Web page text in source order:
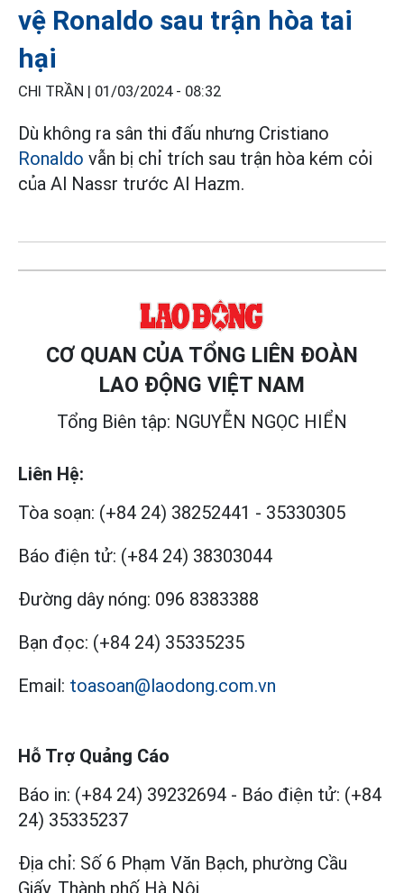
vệ Ronaldo sau trận hòa tai
hại
CHI TRẦN | 01/03/2024 - 08:32
Dù không ra sân thi đấu nhưng Cristiano
Ronaldo vẫn bị chỉ trích sau trận hòa kém cỏi
của Al Nassr trước Al Hazm.
CƠ QUAN CỦA TỔNG LIÊN ĐOÀN
LAO ĐỘNG VIỆT NAM
Tổng Biên tập: NGUYỄN NGỌC HIỂN
Liên Hệ:
Tòa soạn: (+84 24) 38252441 - 35330305
Báo điện tử: (+84 24) 38303044
Đường dây nóng: 096 8383388
Bạn đọc: (+84 24) 35335235
Email: toasoan@laodong.com.vn
Hỗ Trợ Quảng Cáo
Báo in: (+84 24) 39232694 - Báo điện tử: (+84
24) 35335237
Địa chỉ: Số 6 Phạm Văn Bạch, phường Cầu